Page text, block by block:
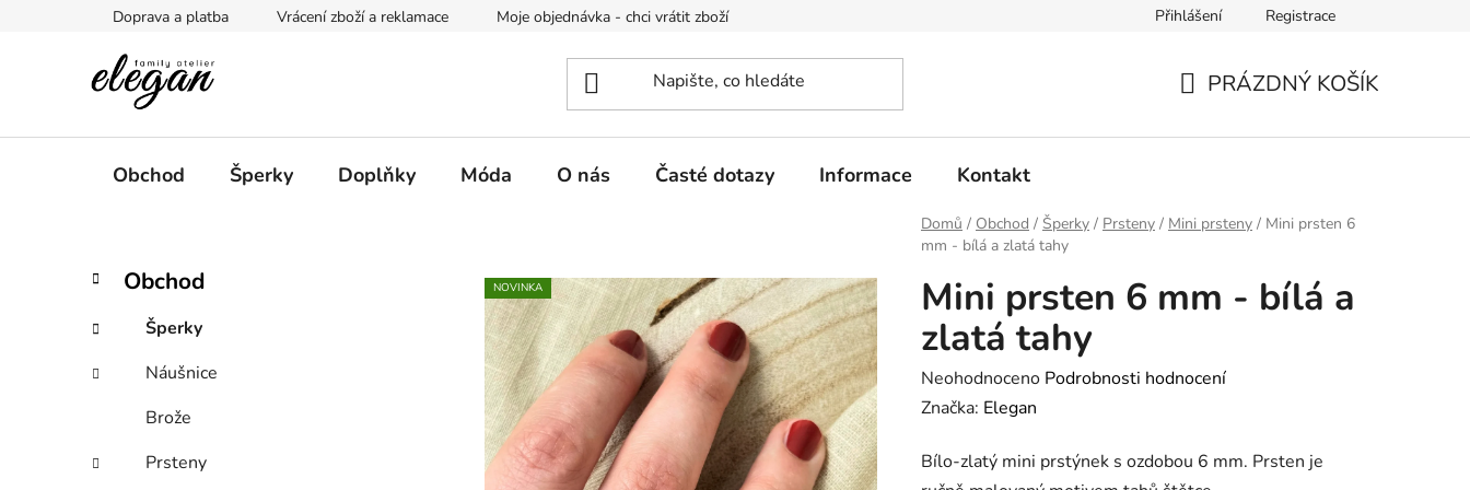
Doprava a platba Vrácení zboží a reklamace Moje objednávka - chci vrátit zboží Podmínky ochrany osobních údajů Ověřování recenzí
Přihlášení Registrace
PRÁZDNÝ KOŠÍK
Obchod Šperky Doplňky Móda O nás Časté dotazy Informace Kontakt
Domů / Obchod / Šperky / Prsteny / Mini prsteny / Mini prsten 6
mm - bílá a zlatá tahy
P
s
r
n
Přeskočit
kategorie
K
a
e
g
o
e
Obchod
Šperky
Náušnice
Brože
Prsteny
Mini prsten 6 mm - bílá a
zlatá tahy
Průměrné
hodnocení
je
Neohodnoceno Podrobnosti hodnocení
Značka: Elegan
Bílo-zlatý mini prstýnek s ozdobou 6 mm. Prsten je
NOVINKA